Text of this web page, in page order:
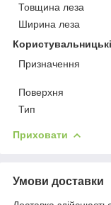
Товщина леза
Ширина леза
Призначення
Поверхня
Тип
Приховати
Умови доставки